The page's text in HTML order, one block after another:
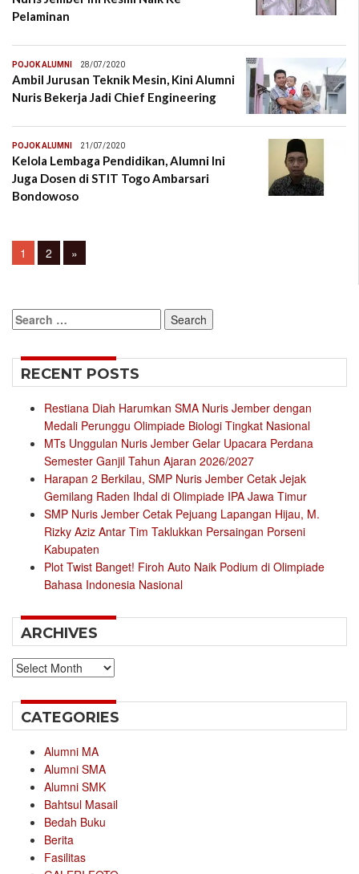
Pelaminan
POJOK ALUMNI 28/07/2020
Ambil Jurusan Teknik Mesin, Kini Alumni
Nuris Bekerja Jadi Chief Engineering
POJOK ALUMNI 21/07/2020
Kelola Lembaga Pendidikan, Alumni Ini
Juga Dosen di STIT Togo Ambarsari
Bondowoso
Posts
Page
1 Page
2 »
Search
for:
RECENT POSTS
Restiana Diah Harumkan SMA Nuris Jember dengan
Medali Perunggu Olimpiade Biologi Tingkat Nasional
MTs Unggulan Nuris Jember Gelar Upacara Perdana
Semester Ganjil Tahun Ajaran 2026/2027
Harapan 2 Berkilau, SMP Nuris Jember Cetak Jejak
Gemilang Raden Ihdal di Olimpiade IPA Jawa Timur
SMP Nuris Jember Cetak Pejuang Lapangan Hijau, M.
Rizky Aziz Antar Tim Taklukkan Persaingan Porseni
Kabupaten
Plot Twist Banget! Firoh Auto Naik Podium di Olimpiade
Bahasa Indonesia Nasional
ARCHIVES
Archives
CATEGORIES
Alumni MA
Alumni SMA
Alumni SMK
Bahtsul Masail
Bedah Buku
Berita
Fasilitas